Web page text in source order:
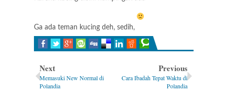
Ga ada teman kucing deh, sedih,
Next
Memasuki New Normal di
Polandia
Previous
Cara Ibadah Tepat Waktu di
Polandia